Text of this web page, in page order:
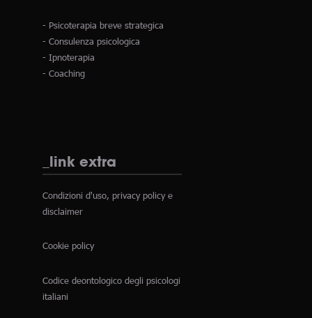
- Psicoterapia breve strategica
- Consulenza psicologica
- Ipnoterapia
- Coaching
_link extra
Condizioni d'uso, privacy policy e
disclaimer
Cookie policy
Codice deontologico degli psicologi
italiani